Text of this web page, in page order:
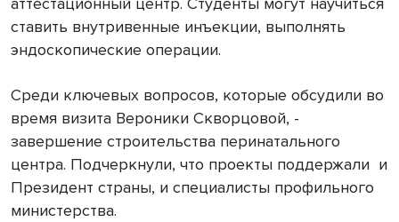
ставить внутривенные инъекции, выполнять
эндоскопические операции.
Среди ключевых вопросов, которые обсудили во
время визита Вероники Скворцовой, -
завершение строительства перинатального
центра. Подчеркнули, что проекты поддержали и
Президент страны, и специалисты профильного
министерства.